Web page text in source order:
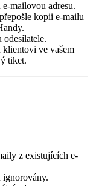
mailovou adresu.
kopii e-mailu
ve vašem
tiket.
z existujících e-
ignorovány.